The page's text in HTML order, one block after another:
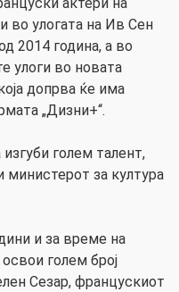
во улогата на Ив Сен
2014 година, а во
улоги во новата
допрва ќе има
„Дизни+“.
голем талент,
министерот за култура
и за време на
голем број
Сезар, францускиот